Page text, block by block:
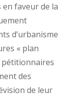
faveur de la
d’urbanisme
« plan
pétitionnaires
des
de leur